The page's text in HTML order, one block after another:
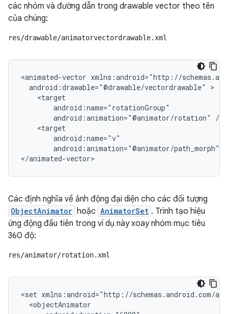
các nhóm và đường dẫn trong drawable vector theo tên
của chúng:
res/drawable/animatorvectordrawable.xml
<animated-vector
android:drawable="@drawable/vectordrawable"
android:animation="@animator/rotation"
android:animation="@animator/path_morph"
</animated-vector>
Các định nghĩa về ảnh động đại diện cho các đối tượng
ObjectAnimator hoặc AnimatorSet . Trình tạo hiệu
ứng động đầu tiên trong ví dụ này xoay nhóm mục tiêu
360 độ:
res/animator/rotation.xml
<set